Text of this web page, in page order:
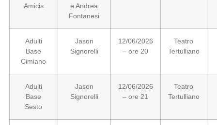
Amicis
e Andrea
Fontanesi
Adulti
Base
Cimiano
Jason
Signorelli
12/06/2026
– ore 20
Teatro
Tertulliano
Adulti
Base
Sesto
Jason
Signorelli
12/06/2026
– ore 21
Teatro
Tertulliano